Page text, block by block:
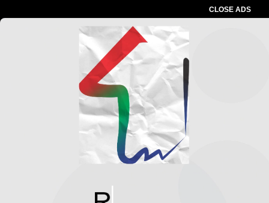
CLOSE ADS
Dukung Ciptakan SDM Unggul,
PWI Pusat dan Universitas Sahid Jakarta